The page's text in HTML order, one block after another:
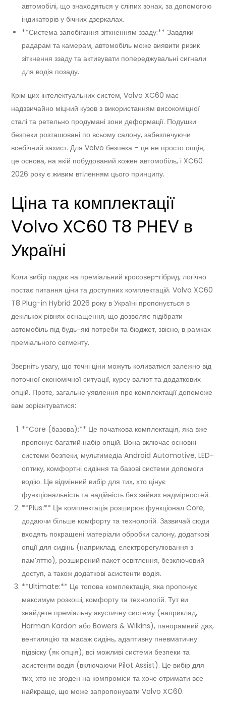
автомобілі, що знаходяться у сліпих зонах, за допомогою
індикаторів у бічних дзеркалах.
**Система запобігання зіткненням ззаду:** Завдяки
радарам та камерам, автомобіль може виявити ризик
зіткнення ззаду та активувати попереджувальні сигнали
для водія позаду.
Крім цих інтелектуальних систем, Volvo XC60 має
надзвичайно міцний кузов з використанням високоміцної
сталі та ретельно продумані зони деформації. Подушки
безпеки розташовані по всьому салону, забезпечуючи
всебічний захист. Для Volvo безпека – це не просто опція,
це основа, на якій побудований кожен автомобіль, і XC60
2026 року є живим втіленням цього принципу.
Ціна та комплектації
Volvo XC60 T8 PHEV в
Україні
Коли вибір падає на преміальний кросовер-гібрид, логічно
постає питання ціни та доступних комплектацій. Volvo XC60
T8 Plug-in Hybrid 2026 року в Україні пропонується в
декількох рівнях оснащення, що дозволяє підібрати
автомобіль під будь-які потреби та бюджет, звісно, в рамках
преміального сегменту.
Зверніть увагу, що точні ціни можуть коливатися залежно від
поточної економічної ситуації, курсу валют та додаткових
опцій. Проте, загальне уявлення про комплектації допоможе
вам зорієнтуватися:
**Core (базова):** Це початкова комплектація, яка вже
пропонує багатий набір опцій. Вона включає основні
системи безпеки, мультимедіа Android Automotive, LED-
оптику, комфортні сидіння та базові системи допомоги
водію. Це відмінний вибір для тих, хто цінує
функціональність та надійність без зайвих надмірностей.
**Plus:** Ця комплектація розширює функціонал Core,
додаючи більше комфорту та технологій. Зазвичай сюди
входять покращені матеріали обробки салону, додаткові
опції для сидінь (наприклад, електрорегулювання з
пам’яттю), розширений пакет освітлення, безключовий
доступ, а також додаткові асистенти водія.
**Ultimate:** Це топова комплектація, яка пропонує
максимум розкоші, комфорту та технологій. Тут ви
знайдете преміальну акустичну систему (наприклад,
Harman Kardon або Bowers & Wilkins), панорамний дах,
вентиляцію та масаж сидінь, адаптивну пневматичну
підвіску (як опція), всі можливі системи безпеки та
асистенти водія (включаючи Pilot Assist). Це вибір для
тих, хто не згоден на компроміси та хоче отримати все
найкраще, що може запропонувати Volvo XC60.